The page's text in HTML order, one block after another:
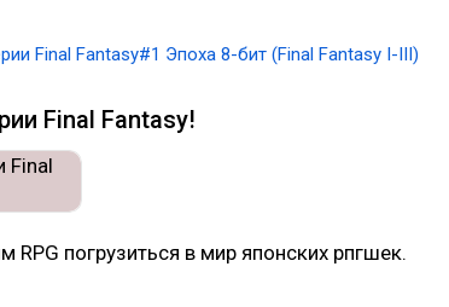
Final Fantasy#1 Эпоха 8-бит (Final Fantasy I-III)
Final Fantasy!
RPG погрузиться в мир японских рпгшек.